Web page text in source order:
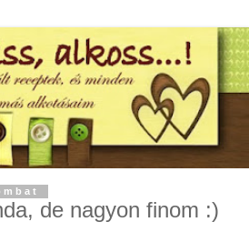
de nagyon finom :)